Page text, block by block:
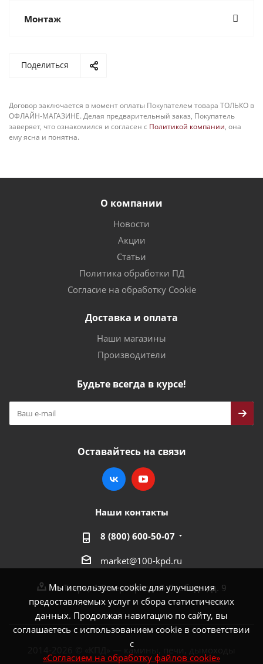
Мы используем cookie для улучшения
предоставляемых услуг и сбора статистических
данных. Продолжая навигацию по сайту, вы
соглашаетесь с использованием cookie в соответствии
с
«Согласием на обработку файлов cookie»
Монтаж
Поделиться
Договор заключается в момент оплаты Покупателем товара ТОЛЬКО в
ОФЛАЙН-МАГАЗИНЕ. Делая предварительный заказ, Покупатель
заверяет, что ознакомился и согласен с Политикой компании, она
ему ясна и понятна.
О компании
Новости
Акции
Статьи
Политика обработки ПД
Согласие на обработку Cookie
Доставка и оплата
Наши магазины
Производители
Будьте всегда в курсе!
Оставайтесь на связи
Наши контакты
8 (800) 600-50-07
market@100-kpd.ru
г. Тверь, 4-й пер. Красной Слободы, д. 9
2014-2026 © «КПД» — камины, печи, дымоходы